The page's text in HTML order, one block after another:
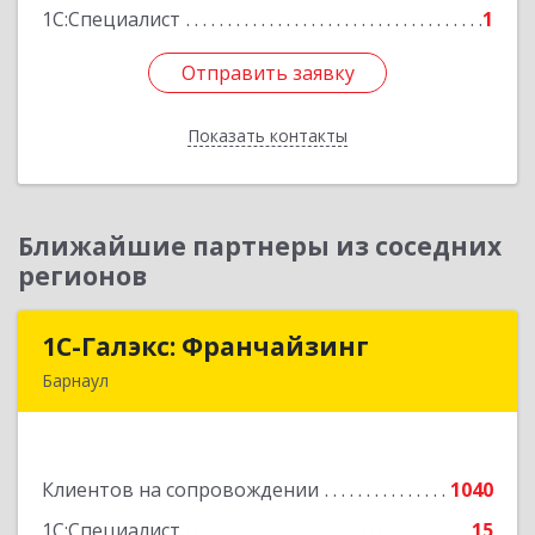
1С:Специалист
1
Отправить заявку
Показать контакты
Отправить заявку
Назад
Ближайшие партнеры из соседних
регионов
1С-Галэкс: Франчайзинг
Барнаул
Клиентов на сопровождении
1040
1С-Галэкс: Франчайзинг
Подробнее